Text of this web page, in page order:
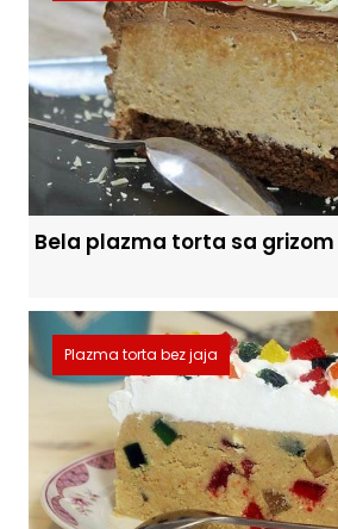
Bela plazma torta sa grizom
Plazma torta bez jaja